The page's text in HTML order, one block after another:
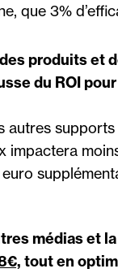
que 3%
produits et
du ROI
autres
impactera
médias et
tout en